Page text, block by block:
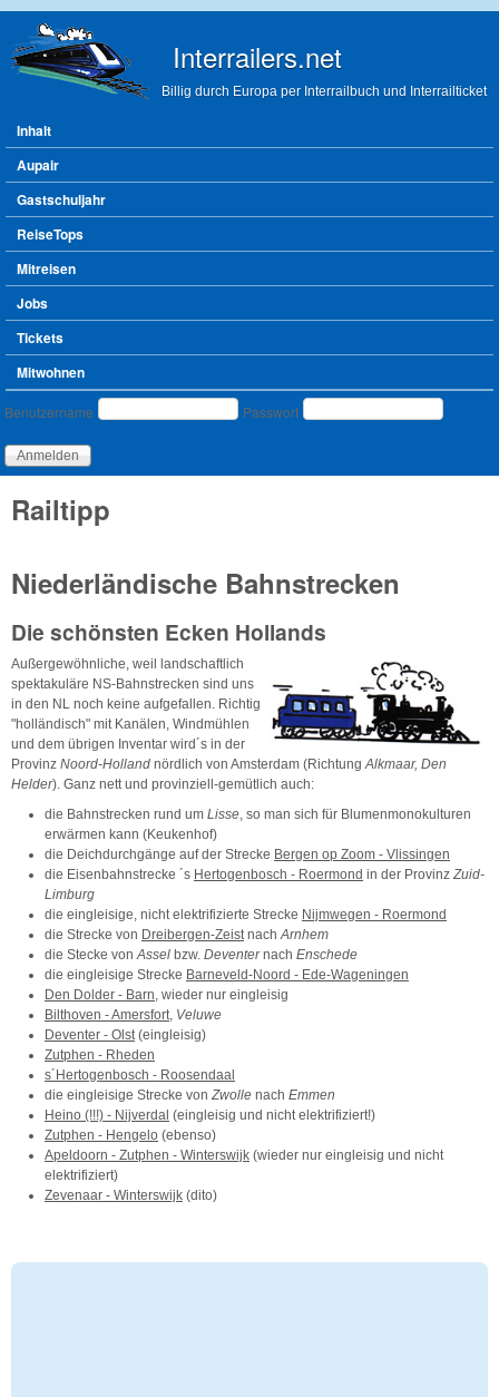
Interrailers.net
Billig durch Europa per Interrailbuch und Interrailticket
Hauptmenü
Inhalt
Aupair
Gastschuljahr
ReiseTops
Mitreisen
Jobs
Tickets
Mitwohnen
Benutzeranmeldung
Benutzername Passwort
Railtipp
Niederländische Bahnstrecken
Die schönsten Ecken Hollands
Außergewöhnliche, weil landschaftlich
spektakuläre NS-Bahnstrecken sind uns
in den NL noch keine aufgefallen. Richtig
"holländisch" mit Kanälen, Windmühlen
und dem übrigen Inventar wird´s in der
Provinz Noord-Holland nördlich von Amsterdam (Richtung Alkmaar, Den
Helder). Ganz nett und provinziell-gemütlich auch:
die Bahnstrecken rund um Lisse, so man sich für Blumenmonokulturen
erwärmen kann (Keukenhof)
die Deichdurchgänge auf der Strecke Bergen op Zoom - Vlissingen
die Eisenbahnstrecke ´s Hertogenbosch - Roermond in der Provinz Zuid-
Limburg
die eingleisige, nicht elektrifizierte Strecke Nijmwegen - Roermond
die Strecke von Dreibergen-ZeistnachArnhem
die Stecke vonAssel bzw. Deventernach Enschede
die eingleisige Strecke Barneveld-Noord - Ede-Wageningen
Den Dolder - Barn, wieder nur eingleisig
Bilthoven - Amersfort, Veluwe
Deventer - Olst(eingleisig)
Zutphen - Rheden
s´Hertogenbosch - Roosendaal
die eingleisige Strecke von Zwolle nach Emmen
Heino (!!!) - Nijverdal (eingleisig und nicht elektrifiziert!)
Zutphen - Hengelo (ebenso)
Apeldoorn - Zutphen - Winterswijk (wieder nur eingleisig und nicht
elektrifiziert)
Zevenaar - Winterswijk (dito)